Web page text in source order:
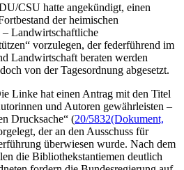
CSU hatte angekündigt, einen
der heimischen
– Landwirtschaftliche
vorzulegen, der federführend im
Landwirtschaft beraten werden
von der Tagesordnung abgesetzt.
Linke hat einen Antrag mit den Titel
und Autoren gewährleisten –
Drucksache“ (20/5832(Dokument,
der an den Ausschuss für
überwiesen wurde. Nach dem
die Bibliothekstantiemen deutlich